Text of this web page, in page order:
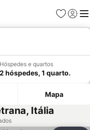
Favoritos
Iniciar
Hóspedes e quartos
2 hóspedes, 1 quarto.
Mapa
Itália